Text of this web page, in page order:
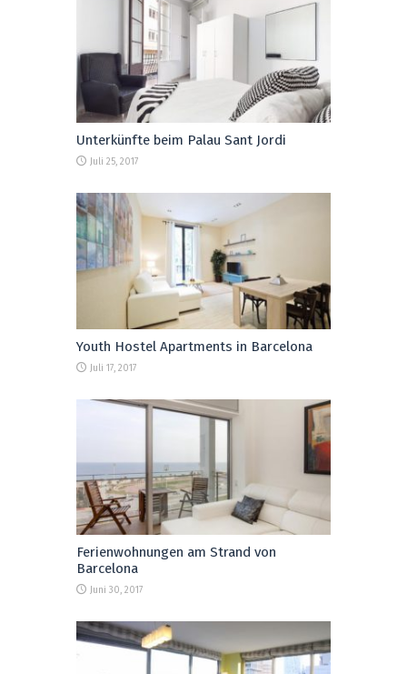
Unterkünfte beim Palau Sant Jordi
Juli 25, 2017
Youth Hostel Apartments in Barcelona
Juli 17, 2017
Ferienwohnungen am Strand von
Barcelona
Juni 30, 2017